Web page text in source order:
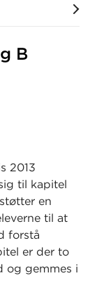
B
2013
til kapitel
en
til at
forstå
er der to
og gemmes i